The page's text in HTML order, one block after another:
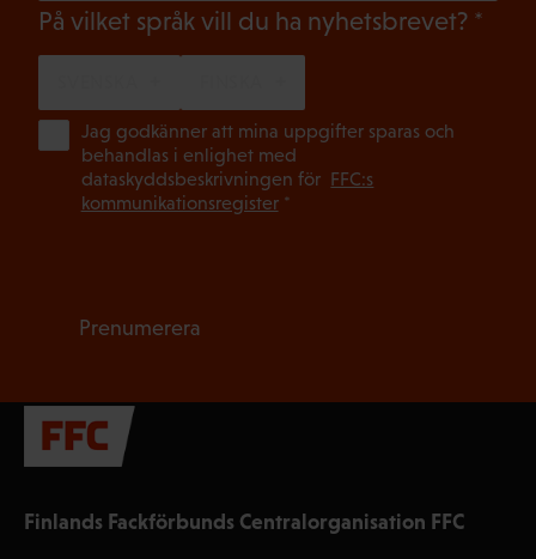
Finlands Fackförbunds Centralorganisation FFC
På vilket språk vill du ha nyhetsbrevet?
Jag godkänner att mina uppgifter sparas och
behandlas i enlighet med
dataskyddsbeskrivningen för FFC:s
kommunikationsregister*
Prenumerera